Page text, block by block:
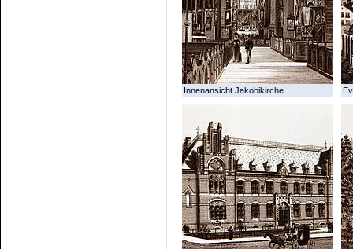
Innenansicht Jakobikirche